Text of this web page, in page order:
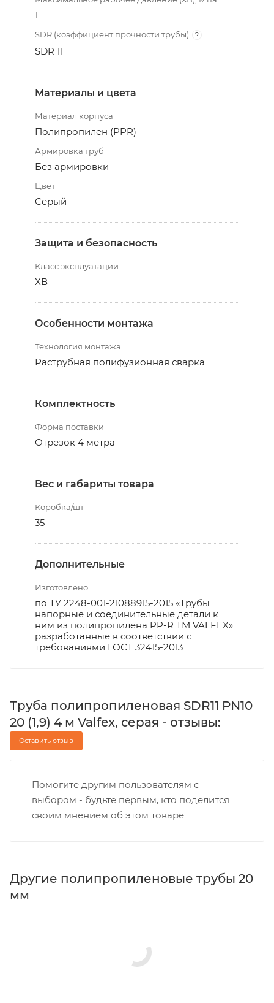
1
SDR (коэффициент прочности трубы) ?
SDR 11
Материалы и цвета
Материал корпуса
Полипропилен (PPR)
Армировка труб
Без армировки
Цвет
Серый
Защита и безопасность
Класс эксплуатации
ХВ
Особенности монтажа
Технология монтажа
Раструбная полифузионная сварка
Комплектность
Форма поставки
Отрезок 4 метра
Вес и габариты товара
Коробка/шт
35
Дополнительные
Изготовлено
по ТУ 2248-001-21088915-2015 «Трубы
напорные и соединительные детали к
ним из полипропилена PP-R ТМ VALFEX»
разработанные в соответствии с
требованиями ГОСТ 32415-2013
Труба полипропиленовая SDR11 PN10
20 (1,9) 4 м Valfex, серая - отзывы:
Оставить отзыв
Помогите другим пользователям с
выбором - будьте первым, кто поделится
своим мнением об этом товаре
Другие полипропиленовые трубы 20
мм